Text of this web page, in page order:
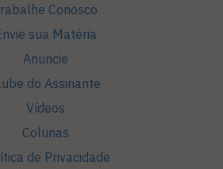
Conosco
sua Matéria
Anuncie
do Assinante
Vídeos
Colunas
de Privacidade